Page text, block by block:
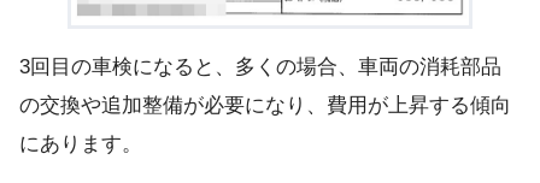
3回目の車検になると、多くの場合、車両の消耗部品
の交換や追加整備が必要になり、費用が上昇する傾向
にあります。